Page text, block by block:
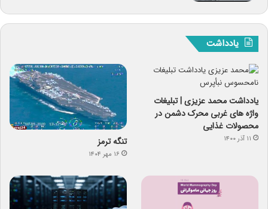
یادداشت
یادداشت محمد عزیزی | تبلیغات
واژه های غربی محرک دشمن در
محصولات غذایی
۱۱ آذر ۱۴۰۰ تنگه ترمز
۱۶ مهر ۱۴۰۴